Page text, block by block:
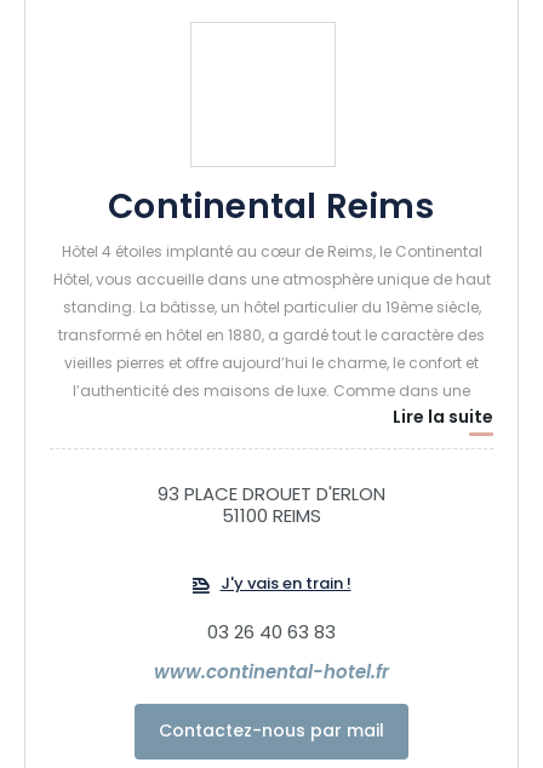
Continental Reims
Hôtel 4 étoiles implanté au cœur de Reims, le Continental
Hôtel, vous accueille dans une atmosphère unique de haut
standing. La bâtisse, un hôtel particulier du 19ème siècle,
transformé en hôtel en 1880, a gardé tout le caractère des
vieilles pierres et offre aujourd’hui le charme, le confort et
l’authenticité des maisons de luxe. Comme dans une
maison de famille, l’accueil de chaque hôte est
personnalisé. Au Continental Hôtel, l’art de recevoir les hôtes
services et une bienveillance quotidienne.
panoramique sur le square Colbert et les promenades de
Reims. Il sert du petit déjeuner au dîner puis se transforme
d’authenticité et de modernité. Les plats évoluent avec les
saisons afin de toujours vous proposer des produits frais,
dans un esprit créatif pour en extraire la quintessence des
saveurs.
Lire la suite
93 PLACE DROUET D'ERLON
51100 REIMS
J'y vais en train !
03 26 40 63 83
www.continental-hotel.fr
Contactez-nous par mail